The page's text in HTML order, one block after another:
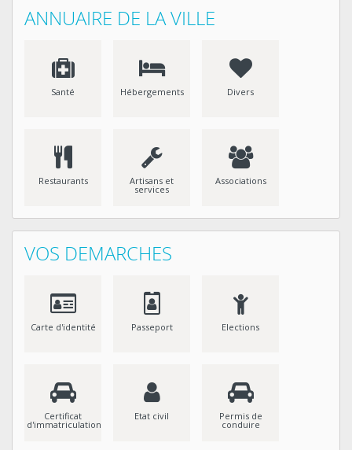
ANNUAIRE DE LA VILLE
Santé Hébergements Divers
Restaurants Artisans et
services
Associations
VOS DEMARCHES
Carte d'identité Passeport Elections
Certificat
d'immatriculation
Etat civil Permis de
conduire